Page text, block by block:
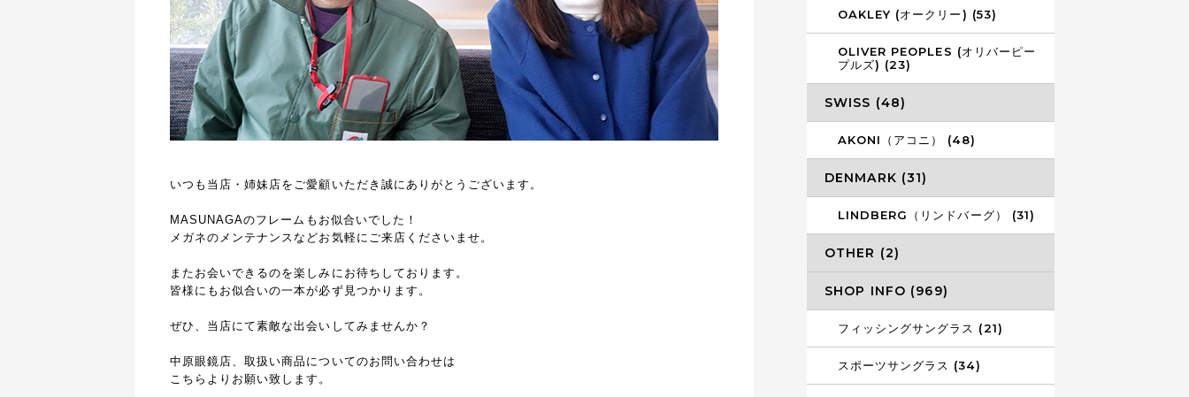
いつも当店・姉妹店をご愛顧いただき誠にありがとうございます。
MASUNAGAのフレームもお似合いでした！
メガネのメンテナンスなどお気軽にご来店くださいませ。
またお会いできるのを楽しみにお待ちしております。
皆様にもお似合いの一本が必ず見つかります。
ぜひ、当店にて素敵な出会いしてみませんか？
中原眼鏡店、取扱い商品についてのお問い合わせは
こちらよりお願い致します。
OAKLEY (オークリー) (53)
OLIVER PEOPLES (オリバーピー
プルズ) (23)
SWISS (48)
AKONI（アコニ） (48)
DENMARK (31)
LINDBERG（リンドバーグ） (31)
OTHER (2)
SHOP INFO (969)
フィッシングサングラス (21)
スポーツサングラス (34)